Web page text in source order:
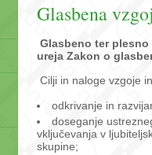
Glasbena
Glasbeno ter
ureja Zakon o
Cilji in naloge vzgoje
odkrivanje in
doseganje
vključevanja v
skupine;